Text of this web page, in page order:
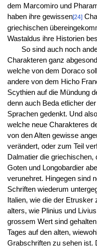
dem Marcomiro und
haben ihre gewissen[24]
griechischen
Wastaldus ihre Historien
So sind auch noch
Charakteren ganz
welche von dem Doraco
andere von dem Hicho
Scythien auf die Mündung
denn auch Beda etlicher
Sprachen gedenkt. Und
welche neue Charakteres
von den Alten gewisse
verändert, oder zum Teil
Dalmatier die griechischen,
Goten und Longobardier
verunehret. Hingegen sind
Schriften wiederum
Italien, wie die der
alters, wie Plinius und
grossem Wert sind
Tages auf den alten,
Grabschriften zu sehen ist.